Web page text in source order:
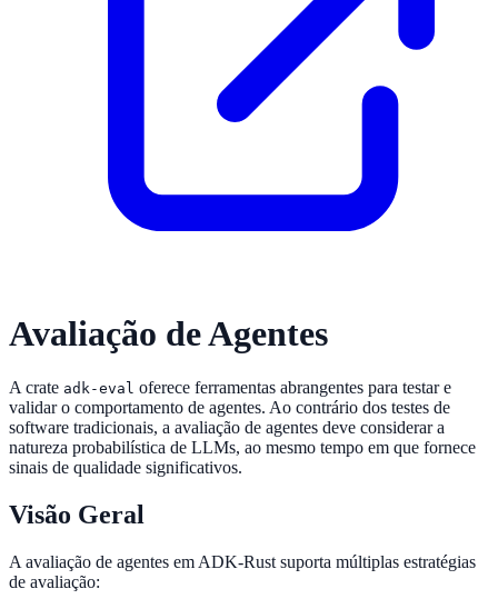
Avaliação de Agentes
A crate adk-eval oferece ferramentas abrangentes para testar e
validar o comportamento de agentes. Ao contrário dos testes de
software tradicionais, a avaliação de agentes deve considerar a
natureza probabilística de LLMs, ao mesmo tempo em que fornece
sinais de qualidade significativos.
Visão Geral
A avaliação de agentes em ADK-Rust suporta múltiplas estratégias
de avaliação: